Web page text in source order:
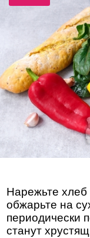
Нарежьте
обжарьте на
периодически
станут